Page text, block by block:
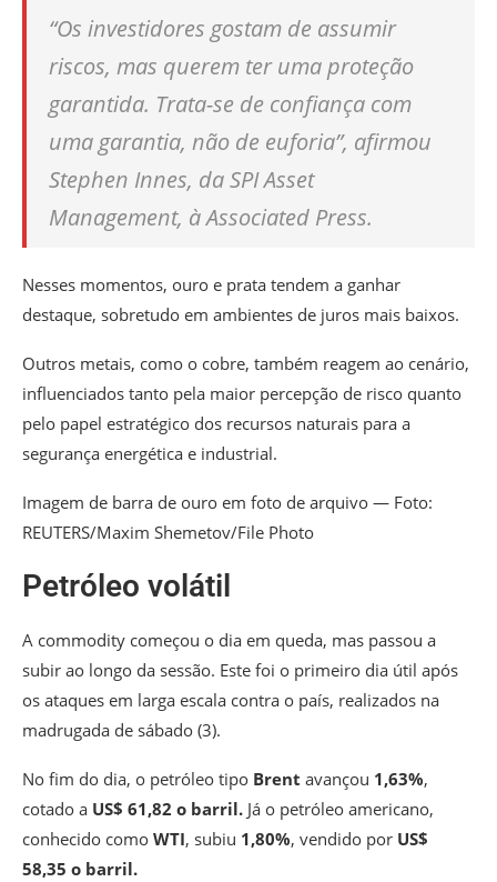
“Os investidores gostam de assumir
riscos, mas querem ter uma proteção
garantida. Trata-se de confiança com
uma garantia, não de euforia”, afirmou
Stephen Innes, da SPI Asset
Management, à Associated Press.
Nesses momentos, ouro e prata tendem a ganhar
destaque, sobretudo em ambientes de juros mais baixos.
Outros metais, como o cobre, também reagem ao cenário,
influenciados tanto pela maior percepção de risco quanto
pelo papel estratégico dos recursos naturais para a
segurança energética e industrial.
Imagem de barra de ouro em foto de arquivo — Foto:
REUTERS/Maxim Shemetov/File Photo
Petróleo volátil
A commodity começou o dia em queda, mas passou a
subir ao longo da sessão. Este foi o primeiro dia útil após
os ataques em larga escala contra o país, realizados na
madrugada de sábado (3).
No fim do dia, o petróleo tipo Brent avançou 1,63%,
cotado a US$ 61,82 o barril. Já o petróleo americano,
conhecido como WTI, subiu 1,80%, vendido por US$
58,35 o barril.